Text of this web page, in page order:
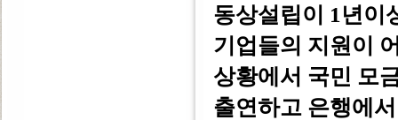
동상설립이 1년이
기업들의 지원이
상황에서 국민 모
출연하고 은행에